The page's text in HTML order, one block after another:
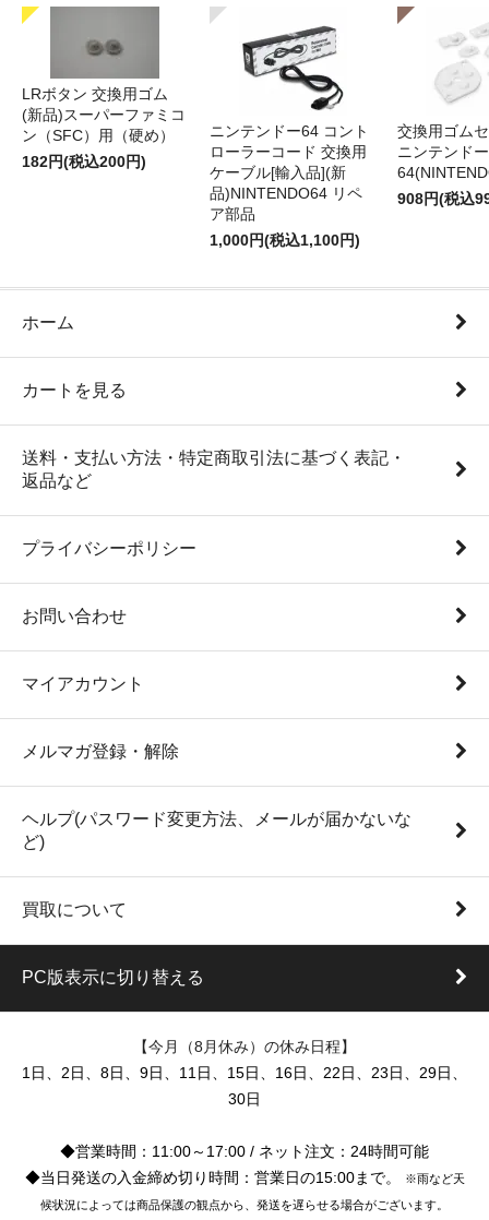
LRボタン 交換用ゴム
(新品)スーパーファミコ
ン（SFC）用（硬め）
182円(税込200円)
ニンテンドー64 コント
ローラーコード 交換用
ケーブル[輸入品](新
品)NINTENDO64 リペ
ア部品
1,000円(税込1,100円)
交換用ゴム
ニンテンドー
908円(税込
ホーム
カートを見る
送料・支払い方法・特定商取引法に基づく表記・
返品など
プライバシーポリシー
お問い合わせ
マイアカウント
メルマガ登録・解除
ヘルプ(パスワード変更方法、メールが届かないな
ど)
買取について
PC版表示に切り替える
【今月（8月休み）の休み日程】
1日、2日、8日、9日、11日、15日、16日、22日、23日、29日、
30日
◆営業時間：11:00～17:00 / ネット注文：24時間可能
◆当日発送の入金締め切り時間：営業日の15:00まで。
※雨など天
候状況によっては商品保護の観点から、発送を遅らせる場合がございます。